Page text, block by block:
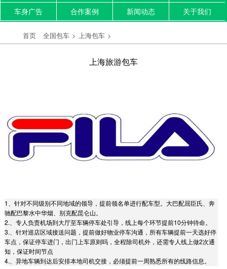
车身广告
合作案例 新闻动态 关于我们
首页 全国包车 > 上海包车 >
上海旅游包车
1、针对不同级别不同地域的领导，提前领名单进行配车型。大巴配屈臣氏、奔
驰配巴黎水中华烟、别克配昆仑山。
2.、专人负责机场到大厅至车辆停车处引导，线上每个环节提前10分钟待命。
3.、针对巡店区域接送问题，提前做好物业停车沟通，所有车辆提前一天选好停
车点，保证停车进门，出门上车原则吗，全程除司机外，还需专人线上做2次通
知，保证时间节点
4.、异地车辆到达后安排本地司机交接，必须提前一周熟悉所有的线路信息。